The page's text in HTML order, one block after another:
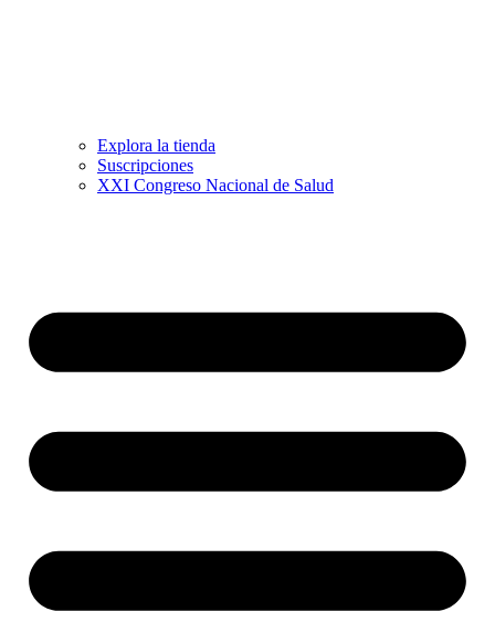
Explora la tienda
Suscripciones
XXI Congreso Nacional de Salud